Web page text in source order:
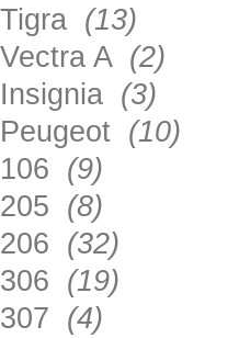
Tigra (13)
Vectra A (2)
Insignia (3)
Peugeot (10)
106 (9)
205 (8)
206 (32)
306 (19)
307 (4)